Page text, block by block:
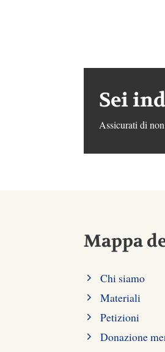
Sei
Assicurati di
Mappa
Chi siamo
Materiali
Petizioni
Donazione